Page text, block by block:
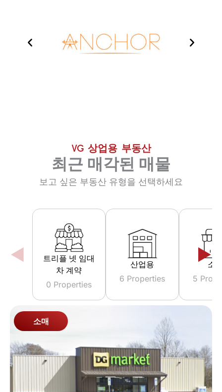
VG 상업용 부동산
최근 매각된 매물
보고 싶은 부동산 유형을 선택하세요
트리플 넷 임대
차 계약
0 Properties
산업용
6 Properties
소
5
소매